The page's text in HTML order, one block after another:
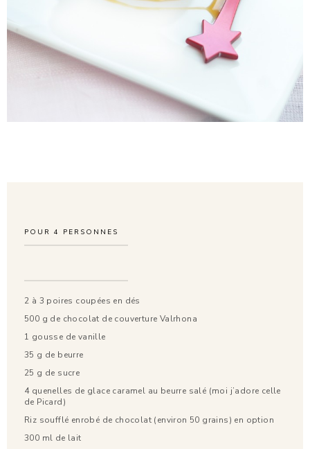
POUR 4 PERSONNES
2 à 3 poires coupées en dés
500 g de chocolat de couverture Valrhona
1 gousse de vanille
35 g de beurre
25 g de sucre
4 quenelles de glace caramel au beurre salé (moi j’adore celle
de Picard)
Riz soufflé enrobé de chocolat (environ 50 grains) en option
300 ml de lait